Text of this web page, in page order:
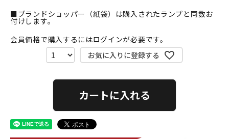
■ブランドショッパー（紙袋）は購入されたランプと同数お
付けします。
会員価格で購入するにはログインが必要です。
お気に入りに登録する
カートに入れる